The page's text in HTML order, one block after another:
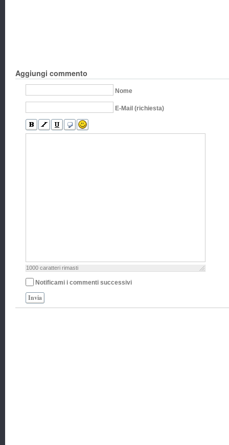
Aggiungi commento
Nome
E-Mail (richiesta)
1000 caratteri rimasti
Notificami i commenti successivi
Invia